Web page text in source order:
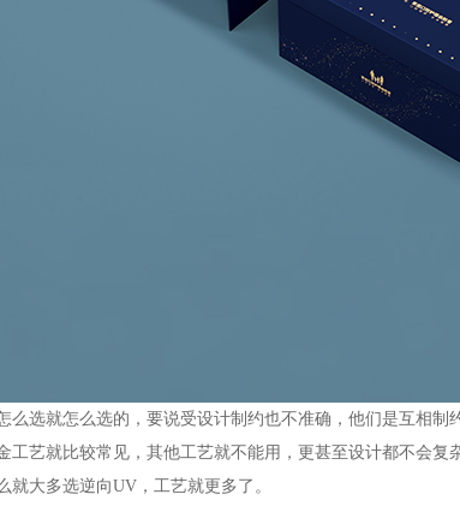
选就怎么选的，要说受设计制约也不准确，他们是互相制
工艺就比较常见，其他工艺就不能用，更甚至设计都不会复
大多选逆向UV，工艺就更多了。